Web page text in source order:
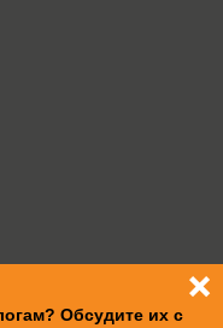
праваОбсудите их с